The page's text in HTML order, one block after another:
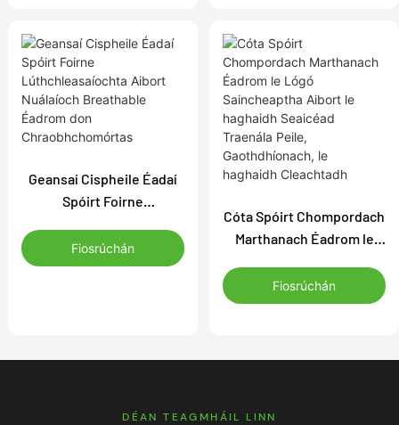
Geansaí Cispheile Éadaí
Spóirt Foirne
Nuálaíoch Breathable
Éadrom don
Fiosrúchán
Cóta Spóirt Chompordach
Marthanach Éadrom le
le haghaidh Seaicéad
Traenála Peile,
Fiosrúchán
DÉAN TEAGMHÁIL LINN